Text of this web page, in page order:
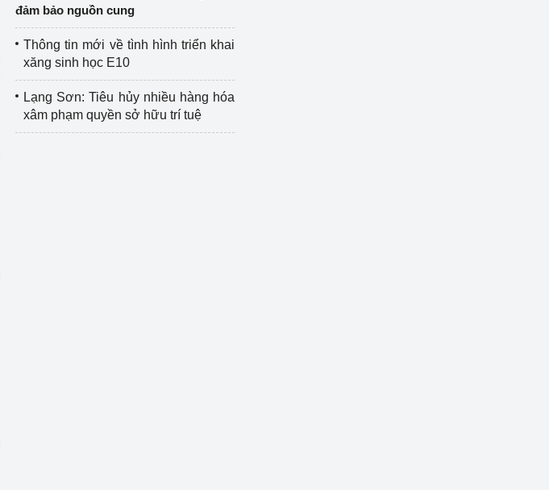
đảm bảo nguồn cung
Thông tin mới về tình hình triển khai
xăng sinh học E10
Lạng Sơn: Tiêu hủy nhiều hàng hóa
xâm phạm quyền sở hữu trí tuệ